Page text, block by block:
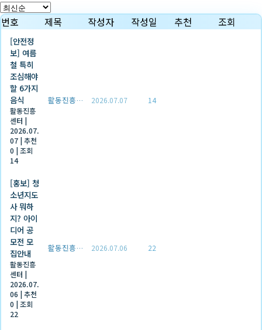
번호 제목 작성자 작성일 추천 조회
[안전정
보] 여름
철 특히
조심해야
할 6가지
음식
활동진흥
센터 |
2026.07.
07 |추천
0 |조회
14
활동진흥센터 2026.07.07 14
[홍보] 청
소년지도
사 뭐하
지? 아이
디어 공
모전 모
집안내
활동진흥
센터 |
2026.07.
06 |추천
0 |조회
22
활동진흥센터 2026.07.06 22